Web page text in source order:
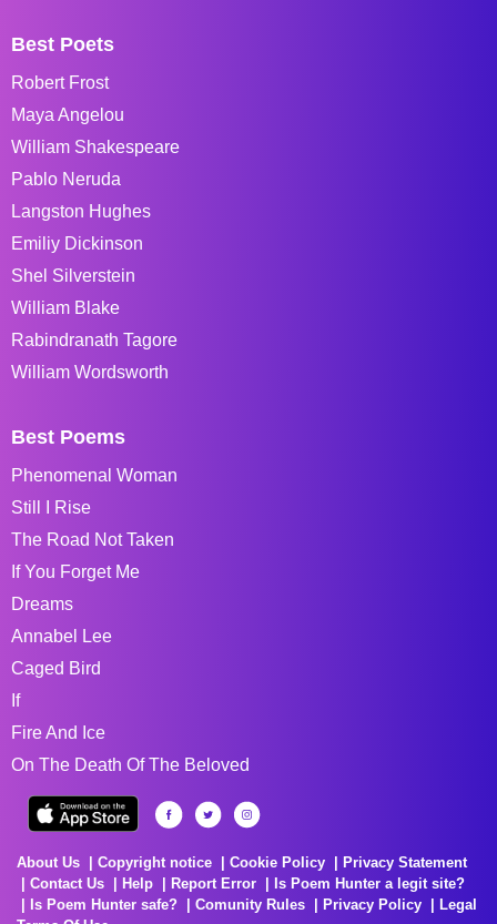
Best Poets
Robert Frost
Maya Angelou
William Shakespeare
Pablo Neruda
Langston Hughes
Emiliy Dickinson
Shel Silverstein
William Blake
Rabindranath Tagore
William Wordsworth
Best Poems
Phenomenal Woman
Still I Rise
The Road Not Taken
If You Forget Me
Dreams
Annabel Lee
Caged Bird
If
Fire And Ice
On The Death Of The Beloved
About Us Copyright notice Cookie Policy
Privacy Statement
Contact Us
Help Report Error
Is Poem Hunter a legit site?
Is Poem Hunter safe?
Comunity Rules Privacy Policy
Legal